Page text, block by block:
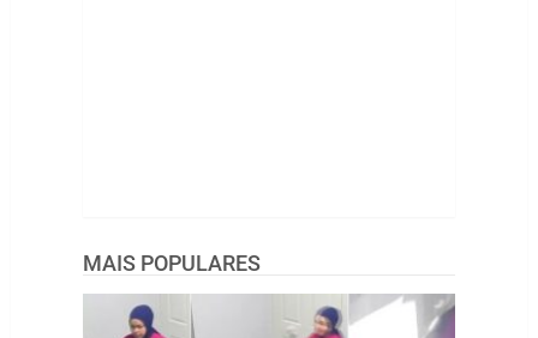
MAIS POPULARES